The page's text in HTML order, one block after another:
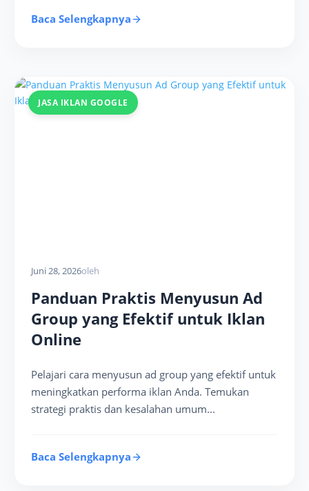
Baca Selengkapnya
JASA IKLAN GOOGLE
Juni 28, 2026oleh
Panduan Praktis Menyusun Ad
Group yang Efektif untuk Iklan
Online
Pelajari cara menyusun ad group yang efektif untuk
meningkatkan performa iklan Anda. Temukan
strategi praktis dan kesalahan umum...
Baca Selengkapnya